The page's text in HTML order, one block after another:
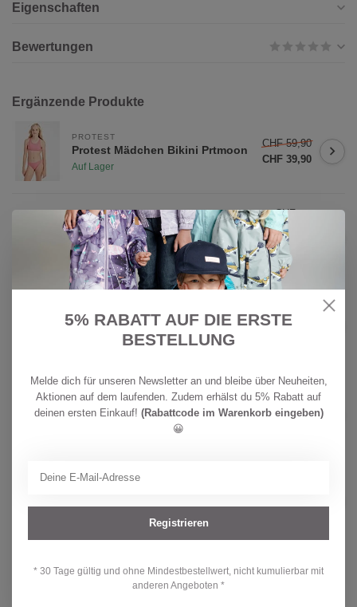
Eigenschaften
Bewertungen
Ergänzende Produkte
PROTEST
Protest Mädchen Bikini Prtmoon
Auf Lager
CHF 59,90
CHF 39,90
REIMA
Reima Kinder BugProof T-shirt
Inista Fresh Mint
Auf Lager
CHF
34,90
CHF
24,90
Minymo Mädchen T-Shirt
32,90
REIMA
Reima Kinder BugProof T-shirt
Inista Birch Beige
CHF
34,90
CHF
CHF 39,90
Hast du Fragen zu diesem Produkt?
5% RABATT AUF DIE ERSTE
BESTELLUNG
Melde dich für unseren Newsletter an und bleibe über Neuheiten,
Aktionen auf dem laufenden. Zudem erhälst du 5% Rabatt auf
deinen ersten Einkauf! (Rabattcode im Warenkorb eingeben)
😀
Registrieren
* 30 Tage gültig und ohne Mindestbestellwert, nicht kumulierbar mit
anderen Angeboten *